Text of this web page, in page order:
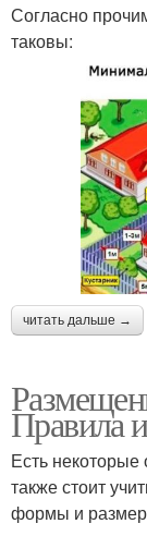
Согласно
таковы:
читать дальше →
Правила
Есть
также стоит
формы и